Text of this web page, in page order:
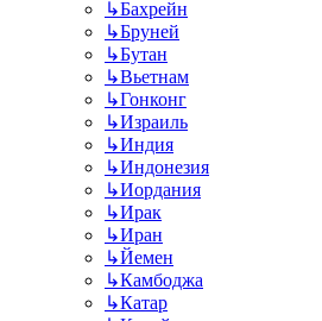
↳Бахрейн
↳Бруней
↳Бутан
↳Вьетнам
↳Гонконг
↳Израиль
↳Индия
↳Индонезия
↳Иордания
↳Ирак
↳Иран
↳Йемен
↳Камбоджа
↳Катар